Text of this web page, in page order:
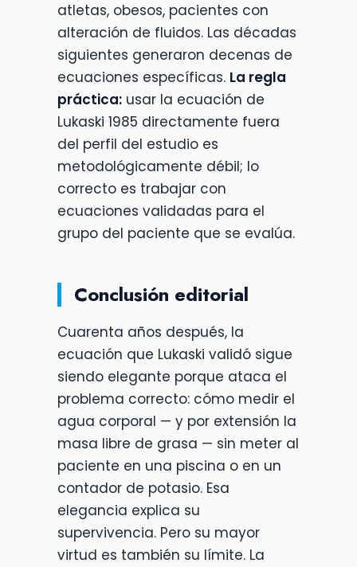
atletas, obesos, pacientes con
alteración de fluidos. Las décadas
siguientes generaron decenas de
ecuaciones específicas. La regla
práctica: usar la ecuación de
Lukaski 1985 directamente fuera
del perfil del estudio es
metodológicamente débil; lo
correcto es trabajar con
ecuaciones validadas para el
grupo del paciente que se evalúa.
Conclusión editorial
Cuarenta años después, la
ecuación que Lukaski validó sigue
siendo elegante porque ataca el
problema correcto: cómo medir el
agua corporal — y por extensión la
masa libre de grasa — sin meter al
paciente en una piscina o en un
contador de potasio. Esa
elegancia explica su
supervivencia. Pero su mayor
virtud es también su límite. La